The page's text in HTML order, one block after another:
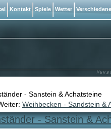
- Sanstein & Achatsteine
Weihbecken - Sandstein &
- Sanstein &
Kontakt Spiele Wetter